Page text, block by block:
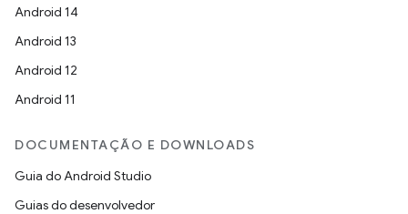
Android 14
Android 13
Android 12
Android 11
DOCUMENTAÇÃO E DOWNLOADS
Guia do Android Studio
Guias do desenvolvedor